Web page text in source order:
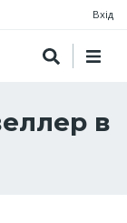
Вхід
в